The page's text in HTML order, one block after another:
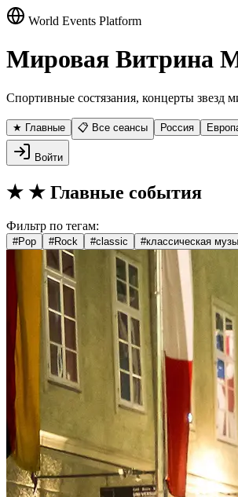
World Events Platform
Мировая Витрина
Спортивные состязания, концерты
★ Главные 📋 Все сеансы Россия
Войти
★ ★ Главные события
Фильтр по тегам:
#Pop #Rock #classic #классическая